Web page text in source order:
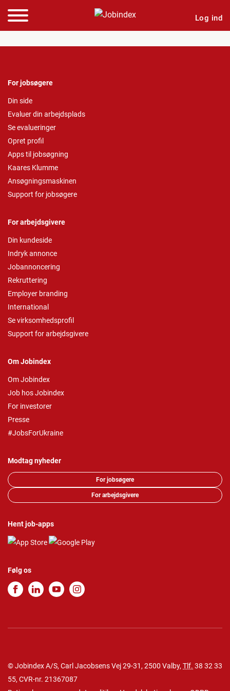
Log ind
For jobsøgere
Din side
Evaluer din arbejdsplads
Se evalueringer
Opret profil
Apps til jobsøgning
Kaares Klumme
Ansøgningsmaskinen
Support for jobsøgere
For arbejdsgivere
Din kundeside
Indryk annonce
Jobannoncering
Rekruttering
Employer branding
International
Se virksomhedsprofil
Support for arbejdsgivere
Om Jobindex
Om Jobindex
Job hos Jobindex
For investorer
Presse
#JobsForUkraine
Modtag nyheder
For jobsøgere
For arbejdsgivere
Hent job-apps
Følg os
© Jobindex A/S, Carl Jacobsens Vej 29-31, 2500 Valby, Tlf. 38 32 33
55, CVR-nr. 21367087